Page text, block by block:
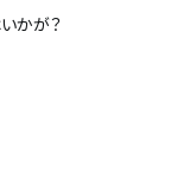
かが？